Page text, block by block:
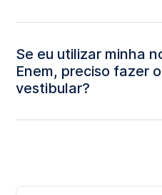
Se eu utilizar minha
Enem, preciso fazer o
vestibular?